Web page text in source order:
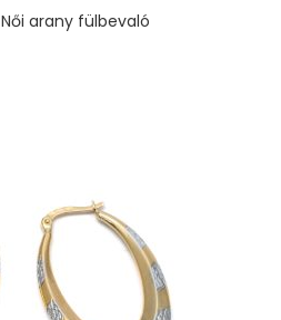
Női arany fülbevaló